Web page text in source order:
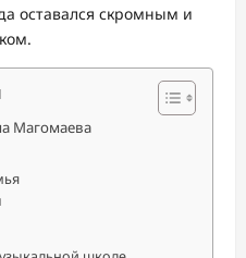
оставался скромным и
Магомаева